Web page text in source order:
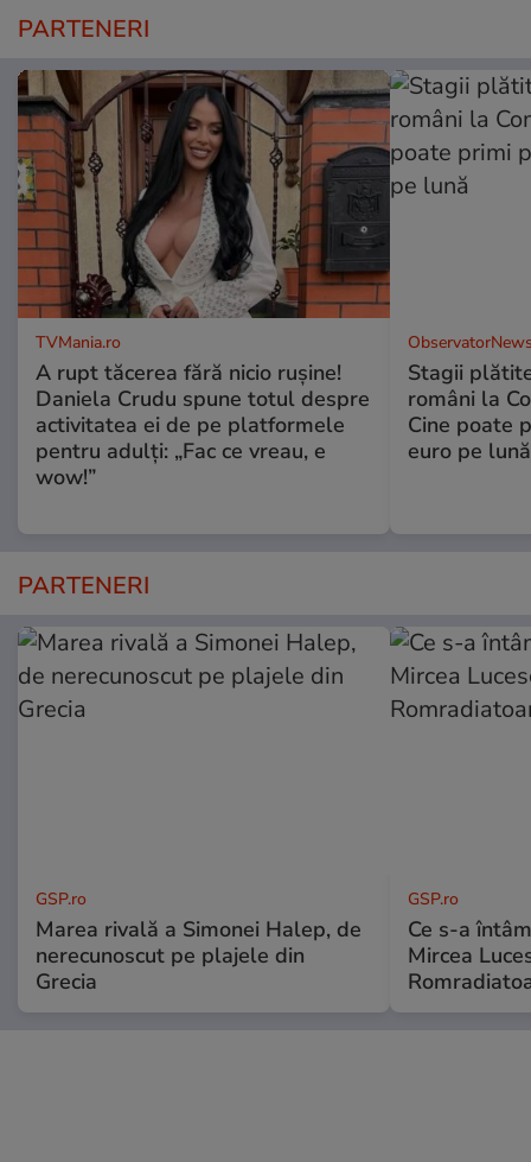
PARTENERI
TVMania.ro
A rupt tăcerea fără nicio rușine!
Daniela Crudu spune totul despre
activitatea ei de pe platformele
pentru adulți: „Fac ce vreau, e
wow!”
Stagii
români la
Cine poate
euro pe lună
PARTENERI
GSP.ro
Marea rivală a Simonei Halep, de
nerecunoscut pe plajele din
Grecia
GSP.ro
Ce s-a
Mircea